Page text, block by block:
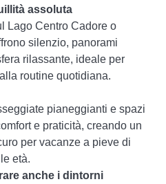
assoluta
Lago Centro Cadore o
silenzio, panorami
rilassante, ideale per
routine quotidiana.
pianeggianti e spazi
e praticità, creando un
per vacanze a pieve di
età.
anche i dintorni